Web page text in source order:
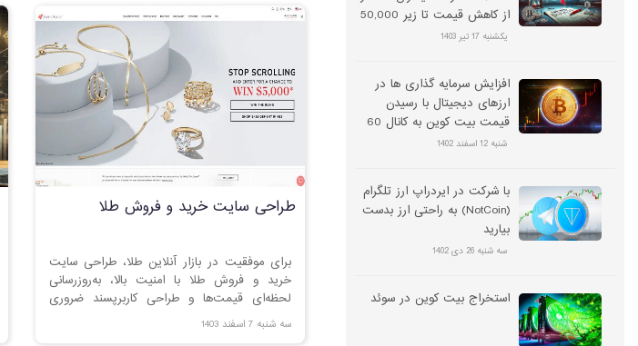
از کاهش قیمت تا زیر 50,000
دلار می‌دهند
یکشنبه 17 تیر 1403
افزایش سرمایه گذاری ها در
ارزهای دیجیتال با رسیدن
قیمت بیت کوین به کانال 60
هزار دلار
شنبه 12 اسفند 1402
با شرکت در ایردراپ ارز تلگرام
(NotCoin) به راحتی ارز بدست
بیارید
سه شنبه 26 دی 1402
استخراج بیت کوین در سوئد
طراحی سایت خرید و فروش طلا
برای موفقیت در بازار آنلاین طلا، طراحی سایت
خرید و فروش طلا با امنیت بالا، به‌روزرسانی
لحظه‌ای قیمت‌ها و طراحی کاربرپسند ضروری
است. با ما همراه شوید تا بهترین راهکارها برای
افزایش فروش و جلب اعتماد مشتریان را
سه شنبه 7 اسفند 1403